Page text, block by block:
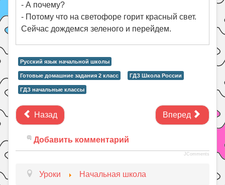
- А почему?
- Потому что на светофоре горит красный свет.
Сейчас дождемся зеленого и перейдем.
Русский язык начальной школы
Готовые домашние задания 2 класс ГДЗ Школа России
ГДЗ начальные классы
Назад Вперед
Добавить комментарий
JComments
Уроки Начальная школа